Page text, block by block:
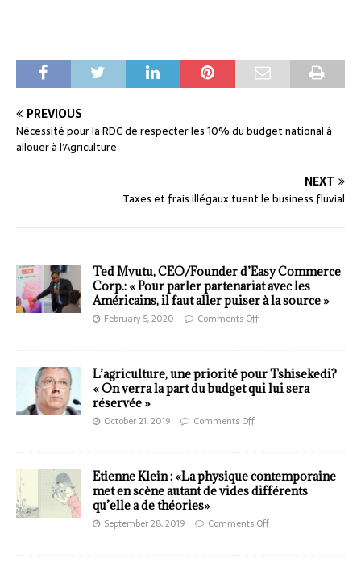
PREVIOUS
Nécessité pour la RDC de respecter les 10% du budget national à
allouer à l’Agriculture
NEXT
Taxes et frais illégaux tuent le business fluvial
Ted Mvutu, CEO/Founder d’Easy Commerce
Corp.: « Pour parler partenariat avec les
Américains, il faut aller puiser à la source »
February 5, 2020 Comments Off
L’agriculture, une priorité pour Tshisekedi?
« On verra la part du budget qui lui sera
réservée »
October 21, 2019 Comments Off
Etienne Klein : «La physique contemporaine
met en scène autant de vides différents
qu’elle a de théories»
September 28, 2019 Comments Off